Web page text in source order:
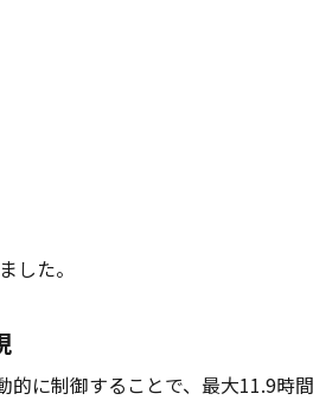
した。
的に制御することで、最大11.9